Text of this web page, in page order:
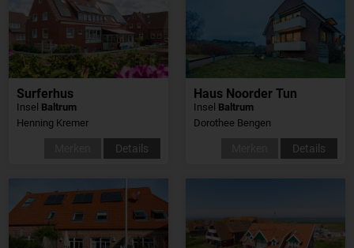
Surferhus
Insel Baltrum
Henning Kremer
Details
Haus Noorder Tun
Insel Baltrum
Dorothee Bengen
Details